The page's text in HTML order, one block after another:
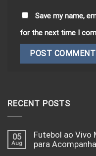
Save my name,
for the next time I
RECENT POSTS
05
Aug
Futebol ao Vivo
para